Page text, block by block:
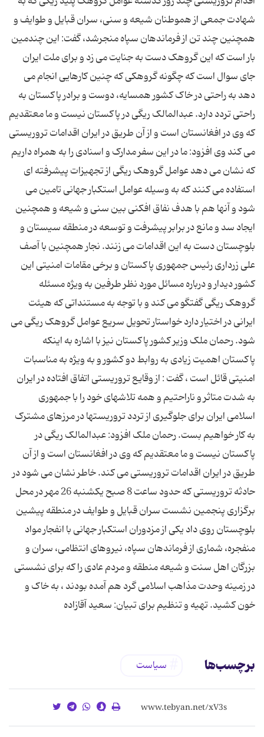
شهادت جمعی از هموطنان شیعه و سنی، سران قبایل و طوایف و
همچنین چند تن از فرماندهان سپاه منجرشد، گفت: این چندمین
بار است که این گروهک دست به جنایت می زد و برای ملت ایران
جای سوال است که چگونه گروهکی که چنین کارهایی انجام می
دهد به راحتی در خاک کشور همسایه، دوست و برادر پاکستان به
راحتی تردد دارد. عبدالمالک ریگی در پاکستان نیست و ما معتقدیم
که وی در افغانستان است و از آن طریق در ایران اقدامات تروریستی
می کند وی افزود: ما در این سفر مدارک و اسنادی را به همراه داریم
که نشان می دهد عوامل گروهک ریگی از تجهیزات پیشرفته ای
استفاده می کنند که به وسیله عوامل استکبار جهانی تامین می
شود و آنها هم با هدف نفاق افکنی بین سنی و شیعه و همچنین
ایجاد سد و مانع در برابر پیشرفت و توسعه در منطقه سیستان و
بلوچستان دست به این اقدامات می زنند. نجار همچنین با آصف
علی زرداری رئیس جمهوری پاکستان و برخی مقامات امنیتی این
کشور دیدار و درباره مسائل مورد نظر طرفین به ویژه مسئله
گروهک ریگی گفتگو می کند و با توجه به مستنداتی که هیئت
ایرانی در اختیار دارد خواستار تحویل سریع عوامل گروهک ریگی می
شود. رحمان ملک وزیر کشور پاکستان نیز با اشاره به اینکه
پاکستان اهمیت زیادی به روابط دو کشور و به ویژه به مناسبات
امنیتی قائل است ، گفت : از وقایع تروریستی اتفاق افتاده در ایران
به شدت متاثر و ناراحتیم و همه تلاشهای خود را با جمهوری
اسلامی ایران برای جلوگیری از تردد تروریستها در مرزهای مشترک
به کار خواهیم بست. رحمان ملک افزود: عبدالمالک ریگی در
پاکستان نیست و ما معتقدیم که وی در افغانستان است و از آن
طریق در ایران اقدامات تروریستی می کند. خاطر نشان می شود در
حادثه تروریستی که حدود ساعت 8 صبح یکشنبه 26 مهر در محل
برگزاری پنجمین نشست سران قبایل و طوایف در منطقه پیشین
بلوچستان روی داد یکی از مزدوران استکبار جهانی با انفجار مواد
منفجره، شماری از فرماندهان سپاه، نیروهای انتظامی، سران و
بزرگان اهل سنت و شیعه منطقه و مردم عادی را که برای نشستی
در زمینه وحدت مذاهب اسلامی گرد هم آمده بودند ، به خاک و
خون کشید. تهیه و تنظیم برای تبیان: سعید آقازاده
برچسب‌ها سیاست